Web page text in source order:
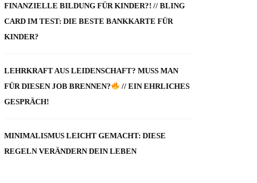
FINANZIELLE BILDUNG FÜR KINDER?! // BLING
CARD IM TEST: DIE BESTE BANKKARTE FÜR
KINDER?
LEHRKRAFT AUS LEIDENSCHAFT? MUSS MAN
FÜR DIESEN JOB BRENNEN?
// EIN EHRLICHES
GESPRÄCH!
MINIMALISMUS LEICHT GEMACHT: DIESE
REGELN VERÄNDERN DEIN LEBEN